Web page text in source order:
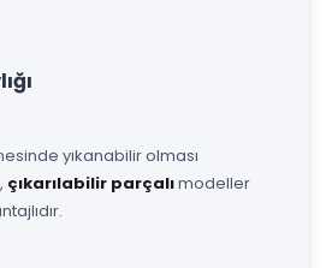
yıkanabilir olması
çıkarılabilir parçalımodeller